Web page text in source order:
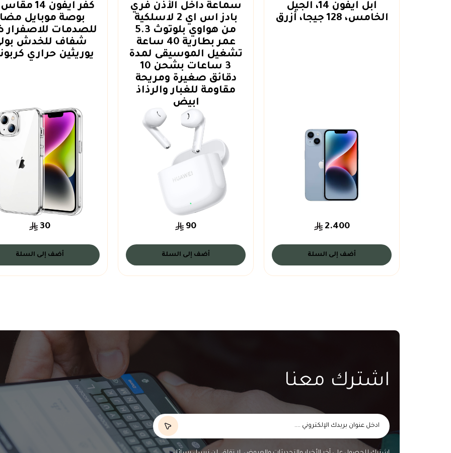
أبل أيفون 14، الجيل
الخامس، 128 جيجا، أزرق
2.400
أضف إلى السلة
سماعة داخل الأذن فري
بادز اس اي 2 لاسلكية
من هواوي بلوتوث 5.3
عمر بطارية 40 ساعة
تشغيل الموسيقى لمدة
3 ساعات بشحن 10
دقائق صغيرة ومريحة
مقاومة للغبار والرذاذ
ابيض
90
أضف إلى السلة
بوصة موبايل
للصدمات للاصفرار
شفاف للخدش
يوريثين حراري
30
أضف إلى السلة
اشترك معنا